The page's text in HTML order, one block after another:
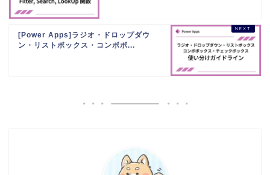
[Power Apps]ラジオ・ドロップダウ
ン・リストボックス・コンボボ...